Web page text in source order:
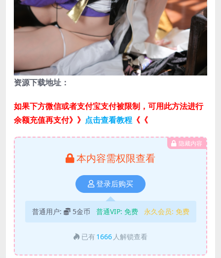
资源下载地址：
如果下方微信或者支付宝支付被限制，可用此方法进行
余额充值再支付》》 点击查看教程 《《
隐藏内容
本内容需权限查看
登录后购买
普通用户: 5金币 普通VIP: 免费 永久会员: 免费
已有 1666 人解锁查看